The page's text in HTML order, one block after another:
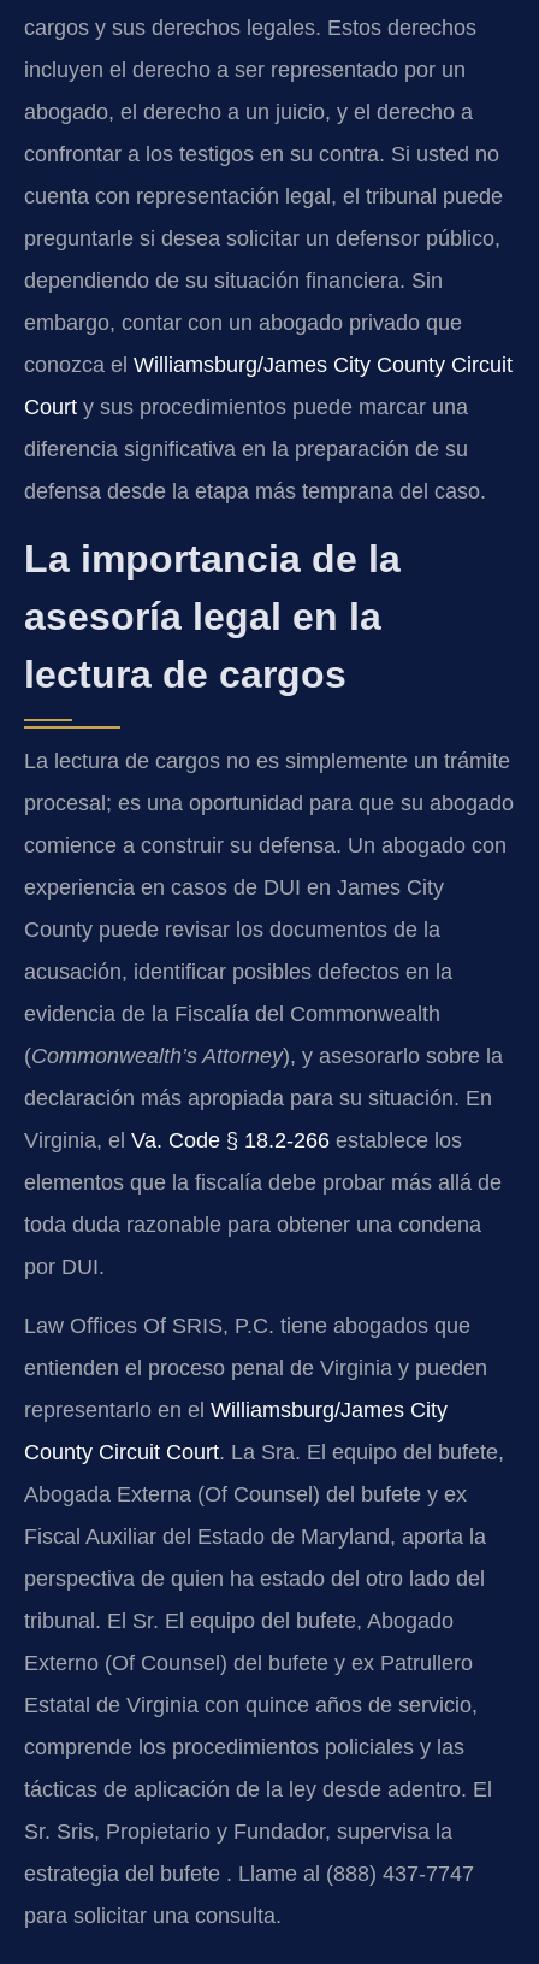
cargos y sus derechos legales. Estos derechos
incluyen el derecho a ser representado por un
abogado, el derecho a un juicio, y el derecho a
confrontar a los testigos en su contra. Si usted no
cuenta con representación legal, el tribunal puede
preguntarle si desea solicitar un defensor público,
dependiendo de su situación financiera. Sin
embargo, contar con un abogado privado que
conozca el Williamsburg/James City County Circuit
Court y sus procedimientos puede marcar una
diferencia significativa en la preparación de su
defensa desde la etapa más temprana del caso.
La importancia de la
asesoría legal en la
lectura de cargos
La lectura de cargos no es simplemente un trámite
procesal; es una oportunidad para que su abogado
comience a construir su defensa. Un abogado con
experiencia en casos de DUI en James City
County puede revisar los documentos de la
acusación, identificar posibles defectos en la
evidencia de la Fiscalía del Commonwealth
(Commonwealth’s Attorney), y asesorarlo sobre la
declaración más apropiada para su situación. En
Virginia, el Va. Code § 18.2-266 establece los
elementos que la fiscalía debe probar más allá de
toda duda razonable para obtener una condena
por DUI.
Law Offices Of SRIS, P.C. tiene abogados que
entienden el proceso penal de Virginia y pueden
representarlo en el Williamsburg/James City
County Circuit Court. La Sra. El equipo del bufete,
Abogada Externa (Of Counsel) del bufete y ex
Fiscal Auxiliar del Estado de Maryland, aporta la
perspectiva de quien ha estado del otro lado del
tribunal. El Sr. El equipo del bufete, Abogado
Externo (Of Counsel) del bufete y ex Patrullero
Estatal de Virginia con quince años de servicio,
comprende los procedimientos policiales y las
tácticas de aplicación de la ley desde adentro. El
Sr. Sris, Propietario y Fundador, supervisa la
estrategia del bufete . Llame al (888) 437-7747
para solicitar una consulta.